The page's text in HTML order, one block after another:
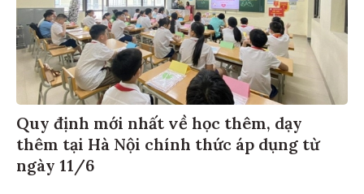
Quy định mới nhất về học thêm, dạy
thêm tại Hà Nội chính thức áp dụng từ
ngày 11/6